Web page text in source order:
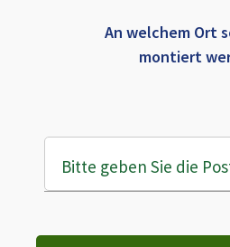
An welchem Ort
montiert
Bitte geben Sie die